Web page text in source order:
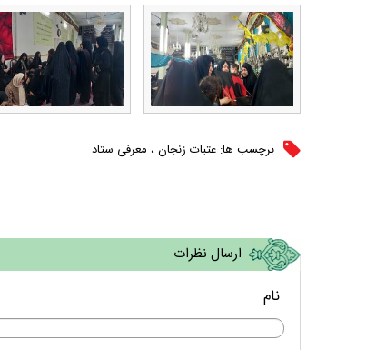
برچسب ها: عتبات زنجان ، معرفی ستاد
ارسال نظرات
نام